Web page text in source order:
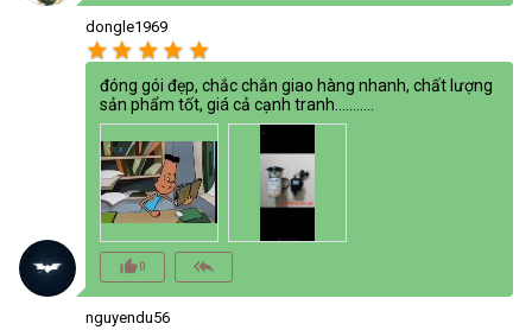
dongle1969
star star star star star
đóng gói đẹp, chắc chắn giao hàng nhanh, chất lượng
sản phẩm tốt, giá cả cạnh tranh...........
thumb_up_alt0 reply_all
nguyendu56